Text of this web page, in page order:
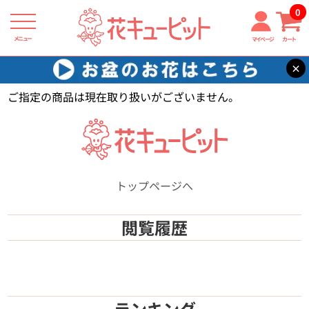
メニュー マイページ カート
0
×
花キューピット 【】
ご指定の商品は現在取り扱いがございません。
トップページへ
閲覧履歴